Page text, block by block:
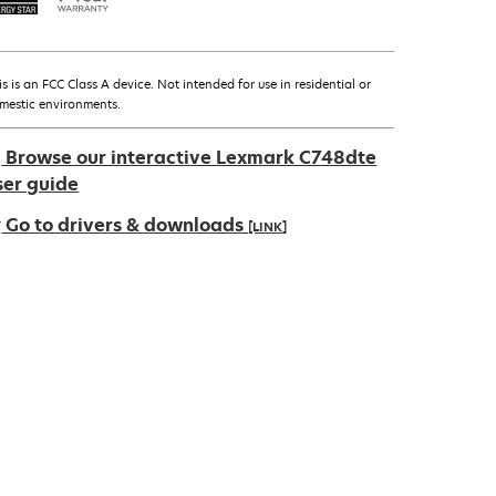
is an FCC Class A device. Not intended for use in residential or
environments.
Browse our interactive Lexmark C748dte
guide
Go to drivers & downloads [LINK]